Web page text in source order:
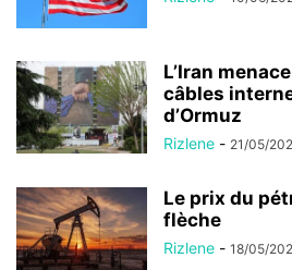
L’Iran
câbles
d’Ormuz
Rizlene - 21/05/
Le prix du
flèche
Rizlene - 18/05/